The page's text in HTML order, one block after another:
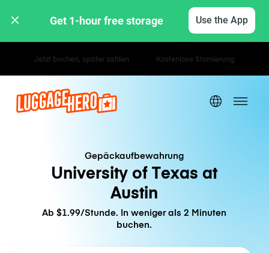
Get 1-hour free storage Use the App
Stunden- / Tagestarife
Gepäckaufbewahrung
University of Texas at
Austin
Ab $1.99/Stunde. In weniger als 2 Minuten
buchen.